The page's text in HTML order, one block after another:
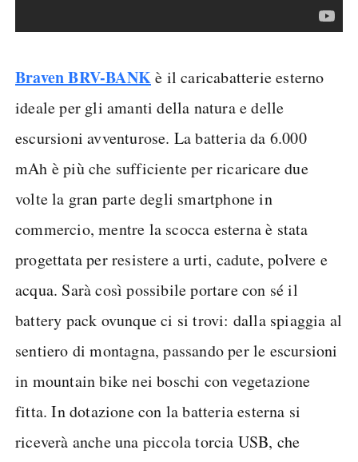
Braven BRV-BANKè il caricabatterie esterno
ideale per gli amanti della natura e delle
escursioni avventurose. La batteria da 6.000
mAh è più che sufficiente per ricaricare due
volte la gran parte degli smartphone in
commercio, mentre la scocca esterna è stata
progettata per resistere a urti, cadute, polvere e
acqua. Sarà così possibile portare con sé il
battery pack ovunque ci si trovi: dalla spiaggia al
sentiero di montagna, passando per le escursioni
in mountain bike nei boschi con vegetazione
fitta. In dotazione con la batteria esterna si
riceverà anche una piccola torcia USB, che